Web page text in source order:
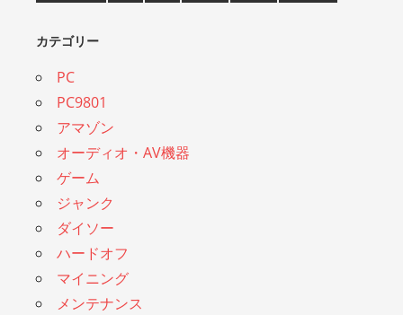
カテゴリー
PC
PC9801
アマゾン
オーディオ・AV機器
ゲーム
ジャンク
ダイソー
ハードオフ
マイニング
メンテナンス